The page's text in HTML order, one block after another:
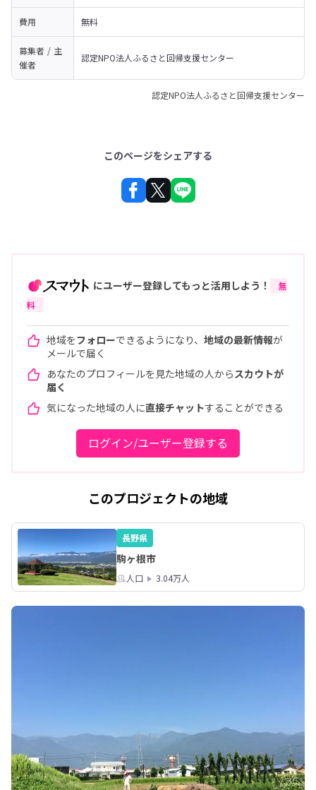
費用 無料
募集者 / 主
催者
認定NPO法人ふるさと回帰支援センター
認定NPO法人ふるさと回帰支援センター
このページをシェアする
にユーザー登録してもっと活用しよう！
無
料
地域をフォローできるようになり、 地域の最新情報が
メールで届く
あなたのプロフィールを見た地域の人から スカウトが
届く
気になった地域の人に直接チャットすることができる
ログイン/ユーザー登録する
このプロジェクトの地域
長野県
駒ヶ根市
人口 3.04万人